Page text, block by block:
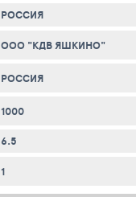
РОССИЯ
ООО "КДВ ЯШКИНО"
РОССИЯ
1000
6.5
1